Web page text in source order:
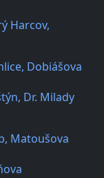
Harcov,
Dobiášova
Dr. Milady
Matoušova